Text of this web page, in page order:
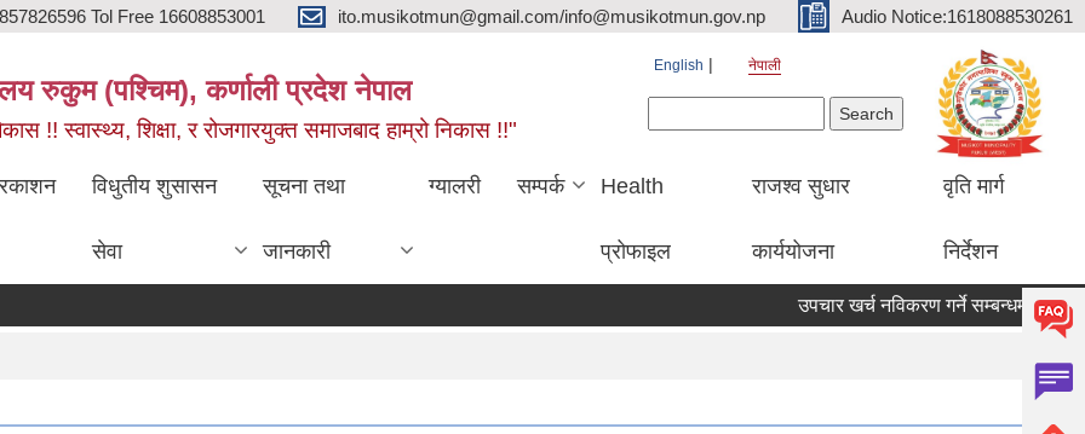
Tol Free 16608853001 ito.musikotmun@gmail.com/info@musikotmun.gov.np Audio Notice:1618088530261
रुकुम (पश्चिम), कर्णाली प्रदेश नेपाल
!! स्वास्थ्य, शिक्षा, र रोजगारयुक्त समाजबाद हाम्रो निकास !!"
English नेपाली
विधुतीय शुसासन
सेवा
सूचना तथा
जानकारी
ग्यालरी सम्पर्क Health
प्रोफाइल
राजश्व सुधार
कार्ययोजना
वृति मार्ग
निर्देशन
उपचार खर्च नविकरण गर्ने सम्बन्धमा